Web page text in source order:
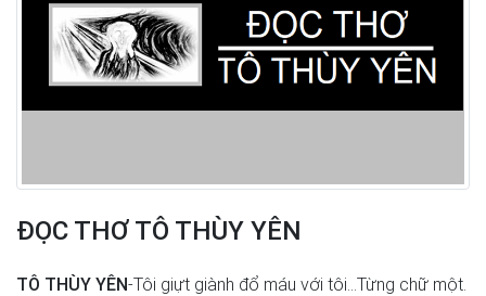
ĐỌC THƠ TÔ THÙY YÊN
TÔ THÙY YÊN-Tôi giựt giành đổ máu với tôi...Từng chữ một.